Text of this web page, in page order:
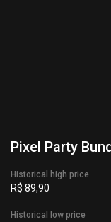
Pixel Party
Historical high price
R$ 89,90
Historical low price